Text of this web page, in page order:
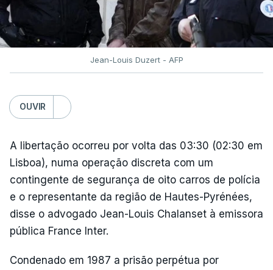
Jean-Louis Duzert - AFP
OUVIR
A libertação ocorreu por volta das 03:30 (02:30 em
Lisboa), numa operação discreta com um
contingente de segurança de oito carros de polícia
e o representante da região de Hautes-Pyrénées,
disse o advogado Jean-Louis Chalanset à emissora
pública France Inter.
Condenado em 1987 a prisão perpétua por